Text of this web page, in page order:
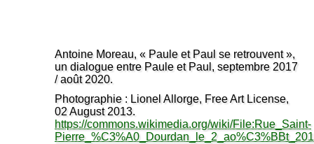
Antoine Moreau, « Paule et Paul se retrouvent »,
un dialogue entre Paule et Paul, septembre 2017
/ août 2020.
Photographie : Lionel Allorge, Free Art License,
02 August 2013.
https://commons.wikimedia.org/wiki/File:Rue_Saint-